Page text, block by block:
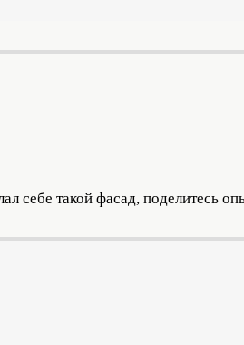
себе такой фасад, поделитесь